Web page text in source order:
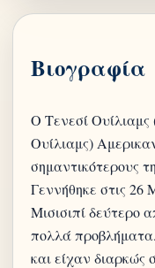
Βιογραφία
Ο Τενεσί
Ουίλιαμς)
σημαντικότερους
Γεννήθηκε στις 26
Μισισιπί δεύτερο
πολλά
και είχαν διαρκώς